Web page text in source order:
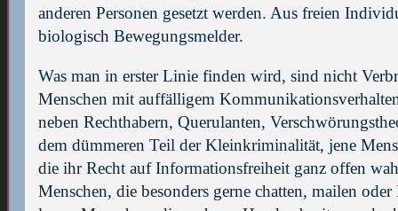
anderen Personen gesetzt werden. Aus freien
biologisch Bewegungsmelder.
Was man in erster Linie finden wird, sind nicht
Menschen mit auffälligem
neben Rechthabern, Querulanten,
dem dümmeren Teil der Kleinkriminalität, jene
die ihr Recht auf Informationsfreiheit ganz offen
Menschen, die besonders gerne chatten, mailen